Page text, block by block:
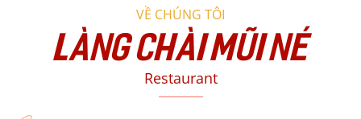
VỀ CHÚNG TÔI
LÀNG CHÀI MŨI NÉ
Restaurant